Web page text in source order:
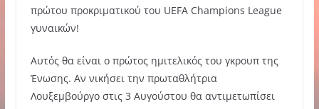
πρώτου προκριματικού του UEFA Champions League
γυναικών!
Αυτός θα είναι ο πρώτος ημιτελικός του γκρουπ της
Ένωσης. Αν νικήσει την πρωταθλήτρια
Λουξεμβούργο στις 3 Αυγούστου θα αντιμετωπίσει